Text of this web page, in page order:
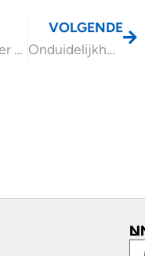
Tot wanneer wijzigen van verdeling tussen fiscale partners in IB?
VOLGENDE
Onduidelijkheid over de proeftijd komt de werkgever duur te staan